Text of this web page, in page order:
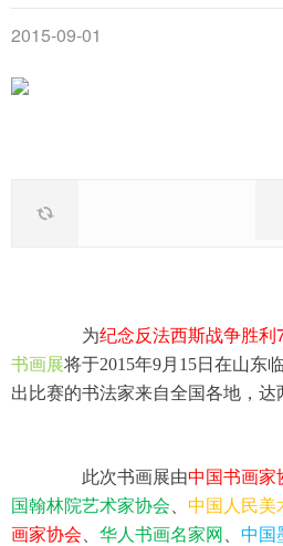
1 2 3 4
2015-09-01
为纪念反法西斯战争胜利
书画展将于2015年9月15日在山东
出比赛的书法家来自全国各地，达
此次书画展由中国书画家
国翰林院艺术家协会
中国人民美
画家协会
华人书画名家网 中国